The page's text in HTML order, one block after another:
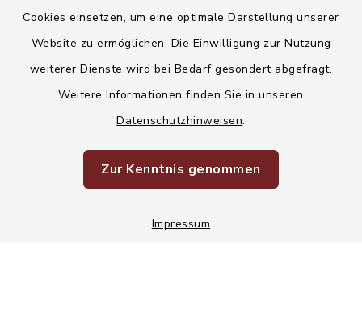
Cookies einsetzen, um eine optimale Darstellung unserer
Website zu ermöglichen. Die Einwilligung zur Nutzung
weiterer Dienste wird bei Bedarf gesondert abgefragt.
Weitere Informationen finden Sie in unseren
Datenschutzhinweisen.
Zur Kenntnis genommen
Impressum
Kontakt
Datenschutz
Impressum
Sitemap